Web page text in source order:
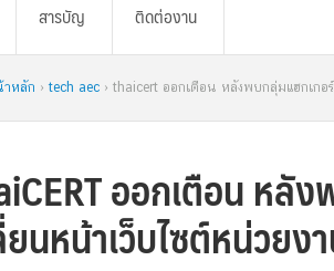
สารบัญ ติดต่องาน
าหลัก › tech aec › thaicert ออกเตือน หลังพบกลุ่มแฮกเกอ
ออกเตือน หลั
ยนหน้าเว็บไซต์หน่วยง